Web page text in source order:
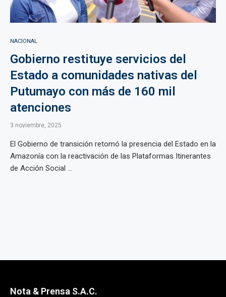
NACIONAL
Gobierno restituye servicios del
Estado a comunidades nativas del
Putumayo con más de 160 mil
atenciones
3 noviembre, 2025
El Gobierno de transición retomó la presencia del Estado en la
Amazonía con la reactivación de las Plataformas Itinerantes
de Acción Social ...
Nota & Prensa S.A.C.